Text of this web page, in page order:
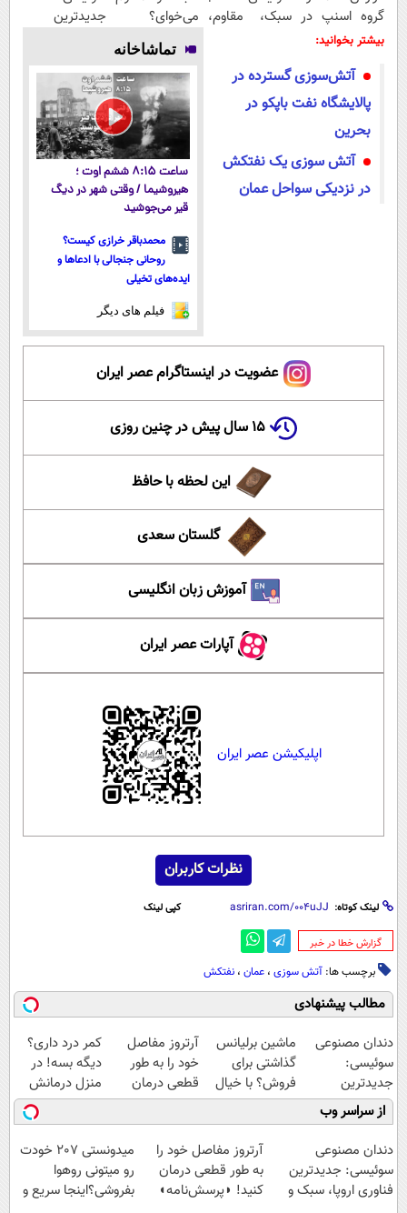
گروه اسنپ در
۱۴۰۴
سبک، مقاوم،
اقساطی😍
می‌خوای؟
پرداخت
اقساطی هم
داریم!😍 | 📍
تهران
جدیدترین
پرداخت قسطی
بیشتر بخوانید:
آتش‌سوزی گسترده در
پالایشگاه نفت باپکو در
بحرین
آتش‌ سوزی یک نفتکش
در نزدیکی سواحل عمان
تماشاخانه
ساعت ۸:۱۵ ششم اوت ؛
هیروشیما / وقتی شهر در دیگ
قیر می‌جوشید
محمدباقر خرازی کیست؟
روحانی جنجالی با ادعاها و
ایده‌های تخیلی
فیلم های دیگر
عضویت در اینستاگرام عصر ایران
۱۵ سال پیش در چنین روزی
این لحظه با حافظ
گلستان سعدی
آموزش زبان انگلیسی
آپارات عصر ایران
اپلیکیشن عصر ایران
نظرات کاربران
لینک کوتاه: کپی لینک
‌گزارش خطا در خبر
برچسب ها: آتش سوزی ، عمان ، نفتکش
مطالب پیشنهادی
دندان مصنوعی
سوئیسی:
جدیدترین
فناوری اروپا،
سبک و مقاوم |
پرداخت قسطی
ماشین برلیانس
گذاشتی برای
فروش؟ با خیال
راحت بفروش
آرتروز مفاصل
خود را به طور
قطعی درمان
کنید!
◗پرسش‌نامه◖
کمر درد داری؟
دیگه بسه! در
منزل درمانش
کن
(◀پرسش‌نامه)
از سراسر وب
دندان مصنوعی
سوئیسی: جدیدترین
فناوری اروپا، سبک و
آرتروز مفاصل خود را
به طور قطعی درمان
کنید! ◗پرسش‌نامه◖
میدونستی 207 خودت
رو میتونی روهوا
بفروشی؟اینجا سریع و